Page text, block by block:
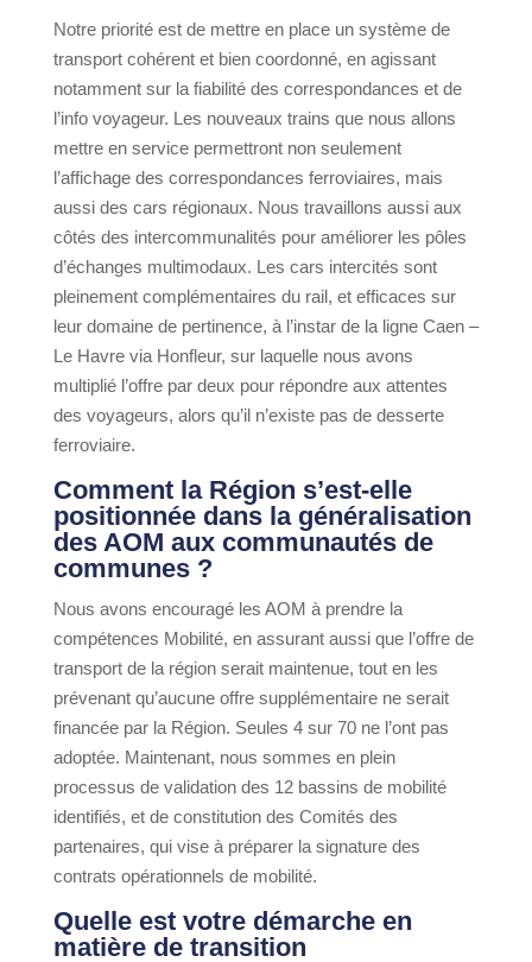
Notre priorité est de mettre en place un système de
transport cohérent et bien coordonné, en agissant
notamment sur la fiabilité des correspondances et de
l’info voyageur. Les nouveaux trains que nous allons
mettre en service permettront non seulement
l’affichage des correspondances ferroviaires, mais
aussi des cars régionaux. Nous travaillons aussi aux
côtés des intercommunalités pour améliorer les pôles
d’échanges multimodaux. Les cars intercités sont
pleinement complémentaires du rail, et efficaces sur
leur domaine de pertinence, à l’instar de la ligne Caen –
Le Havre via Honfleur, sur laquelle nous avons
multiplié l’offre par deux pour répondre aux attentes
des voyageurs, alors qu’il n’existe pas de desserte
ferroviaire.
Comment la Région s’est-elle
positionnée dans la généralisation
des AOM aux communautés de
communes ?
Nous avons encouragé les AOM à prendre la
compétences Mobilité, en assurant aussi que l’offre de
transport de la région serait maintenue, tout en les
prévenant qu’aucune offre supplémentaire ne serait
financée par la Région. Seules 4 sur 70 ne l’ont pas
adoptée. Maintenant, nous sommes en plein
processus de validation des 12 bassins de mobilité
identifiés, et de constitution des Comités des
partenaires, qui vise à préparer la signature des
contrats opérationnels de mobilité.
Quelle est votre démarche en
matière de transition